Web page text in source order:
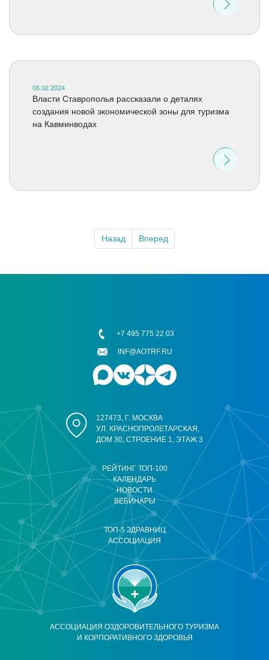
06.02.2024
Власти Ставрополья рассказали о деталях
создания новой экономической зоны для туризма
на Кавминводах
Назад Вперед
АССОЦИАЦИЯ ОЗДОРОВИТЕЛЬНОГО ТУРИЗМА
И КОРПОРАТИВНОГО ЗДОРОВЬЯ
РЕЙТИНГ ТОП-100
КАЛЕНДАРЬ
НОВОСТИ
ВЕБИНАРЫ
ТОП-5 ЗДРАВНИЦ
АССОЦИАЦИЯ
127473, Г. МОСКВА
УЛ. КРАСНОПРОЛЕТАРСКАЯ,
ДОМ 30, СТРОЕНИЕ 1, ЭТАЖ 3
+7 495 775 22 03
INF@AOTRF.RU